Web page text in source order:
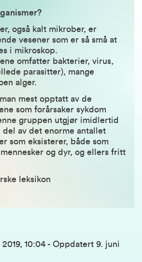
også kalt mikrober, er
vesener som er så små at
i mikroskop.
omfatter bakterier, virus,
parasitter), mange
alger.
mest opptatt av de
som forårsaker sykdom
gruppen utgjør imidlertid
av det enorme antallet
som eksisterer, både som
og dyr, og ellers fritt
leksikon
10:04 - Oppdatert 9. juni